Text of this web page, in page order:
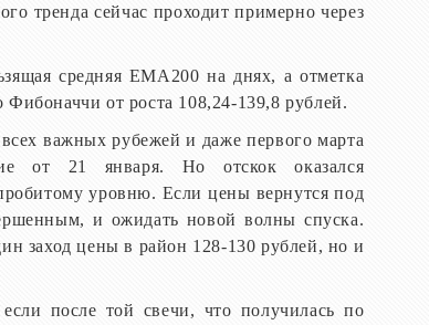
тренда сейчас проходит примерно через
средняя ЕМА200 на днях, а отметка
Фибоначчи от роста 108,24-139,8 рублей.
важных рубежей и даже первого марта
от 21 января. Но отскок оказался
уровню. Если цены вернутся под
и ожидать новой волны спуска.
заход цены в район 128-130 рублей, но и
после той свечи, что получилась по